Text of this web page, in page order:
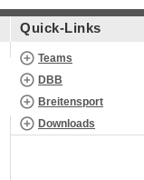
Quick-Links
Teams
DBB
Breitensport
Downloads